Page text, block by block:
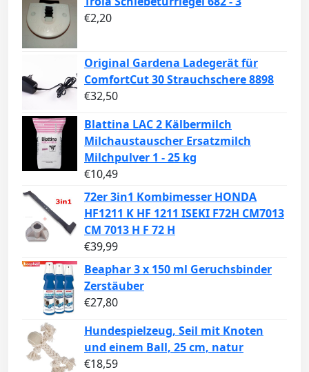
€2,20
Original Gardena Ladegerät für
ComfortCut 30 Strauchschere 8898
€32,50
Blattina LAC 2 Kälbermilch
Milchaustauscher Ersatzmilch
Milchpulver 1 - 25 kg
€10,49
72er 3in1 Kombimesser HONDA
HF1211 K HF 1211 ISEKI F72H CM7013
CM 7013 H F 72 H
€39,99
Beaphar 3 x 150 ml Geruchsbinder
Zerstäuber
€27,80
Hundespielzeug, Seil mit Knoten
und einem Ball, 25 cm, natur
€18,59